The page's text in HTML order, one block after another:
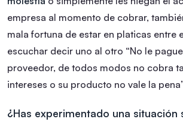
empresa al momento de cobrar,
mala fortuna de estar en platicas entre
escuchar decir uno al otro “No le
proveedor, de todos modos no cobra
intereses o su producto no vale la
¿Has experimentado una situación